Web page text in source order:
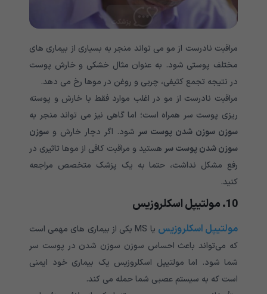
مراقبت نادرست از مو می تواند منجر به بسیاری از بیماری های
مختلف پوستی شود. به عنوان مثال خشکی و خارش پوست
در نتیجه تجمع کثیفی، چربی و روغن در موها رخ می دهد.
مراقبت نادرست از مو در اغلب موارد فقط با خارش و پوسته
ریزی پوست سر همراه است؛ اما گاهی نیز می تواند منجر به
سوزن سوزن شدن پوست سر شود. اگر دچار خارش و سوزن
سوزن شدن پوست سر هستید و مراقبت کافی از موها تاثیری در
رفع مشکل نداشت، حتما به یک پزشک متخصص مراجعه
کنید.
10. مولتیپل اسکلروزیس
مولتیپل اسکلروزیس
یا MS یکی از بیماری های مهمی است
که می‌تواند باعث احساس سوزن سوزن شدن در پوست سر
شما شود. اما مولتیپل اسکلروزیس یک بیماری خود ایمنی
است که به سیستم عصبی شما حمله می کند.